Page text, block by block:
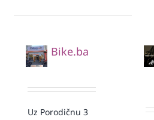
Bike.ba
Uz Porodičnu 3